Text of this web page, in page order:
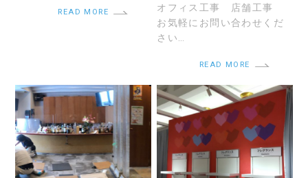
READ MORE
オフィス工事 店舗工事
お気軽にお問い合わせくだ
さい…
READ MORE